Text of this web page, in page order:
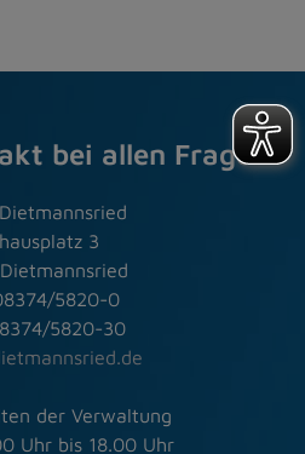
bei allen Fragen
3
5820-0
5820-30
der Verwaltung
Uhr bis 18.00 Uhr